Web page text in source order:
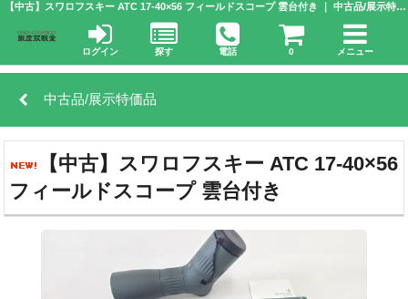
中古品/展示特価品
【中古】スワロフスキー ATC 17-40×56
フィールドスコープ 雲台付き
【中古】スワロフスキー ATC 17-40×56 フィールドスコープ 雲台付き ｜ 中古品/展示特価品 ｜銀座双眼堂 | 株式会社 アドウエーブ
ログイン 探す 電話 0 メニュー